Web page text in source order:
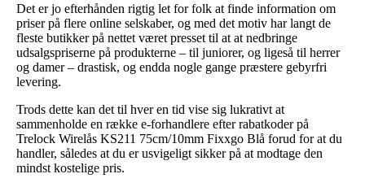
Det er jo efterhånden rigtig let for folk at finde information om
priser på flere online selskaber, og med det motiv har langt de
fleste butikker på nettet været presset til at at nedbringe
udsalgspriserne på produkterne – til juniorer, og ligeså til herrer
og damer – drastisk, og endda nogle gange præstere gebyrfri
levering.
Trods dette kan det til hver en tid vise sig lukrativt at
sammenholde en række e-forhandlere efter rabatkoder på
Trelock Wirelås KS211 75cm/10mm Fixxgo Blå forud for at du
handler, således at du er usvigeligt sikker på at modtage den
mindst kostelige pris.